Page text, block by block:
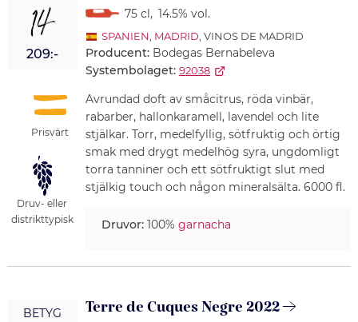
14
209:-
Prisvärt
Druv- eller
distrikttypisk
75 cl , 14.5% vol.
SPANIEN, MADRID, VINOS DE MADRID
Producent: Bodegas Bernabeleva
Systembolaget: 92038
Avrundad doft av småcitrus, röda vinbär,
rabarber, hallonkaramell, lavendel och lite
stjälkar. Torr, medelfyllig, sötfruktig och örtig
smak med drygt medelhög syra, ungdomligt
torra tanniner och ett sötfruktigt slut med
stjälkig touch och någon mineralsälta. 6000 fl.
Druvor:100% garnacha
BETYG Terre de Cuques Negre 2022